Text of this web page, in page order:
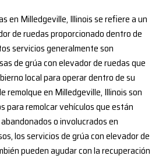
en Milledgeville, Illinois se refiere a un
de ruedas proporcionado dentro de
servicios generalmente son
de grúa con elevador de ruedas que
local para operar dentro de su
remolque en Milledgeville, Illinois son
para remolcar vehículos que están
o involucrados en
los servicios de grúa con elevador de
pueden ayudar con la recuperación